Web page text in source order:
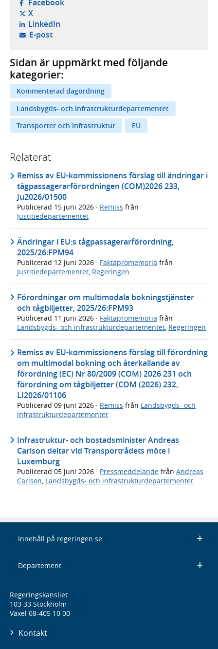
Facebook- öppnas i ny flik, extern webbplats,
X- öppnas i ny flik, extern webbplats,
LinkedIn- öppnas i ny flik, extern webbplats,
E-post- öppnar din e-postklient,
Sidan är uppmärkt med följande
kategorier:
Kommenterad dagordning
Landsbygds- och infrastrukturdepartementet
Transporter och infrastruktur
EU
Relaterat
Remiss av EU-kommissionens förslag till ändringar i
tågpassagerarförordningen (COM)2026 233,
Ju2026/01500
Publicerad 15 juni 2026 · Remiss från
Justitiedepartementet
Ändringar i EU:s tågpassagerarförordning,
2025/26:FPM94
Publicerad 12 juni 2026 · Faktapromemoria från
Justitiedepartementet, Regeringen
Förordningar om multimodala bokningstjänster
och tågbiljetter, 2025/26:FPM93
Publicerad 11 juni 2026 · Faktapromemoria från
Landsbygds- och infrastrukturdepartementet Regeringen
Remiss av EU-kommissionens förslag till förordning
om multimodal bokning och återkallande av
förordning (EC) Nr 80/2009 (COM) 2026 231 och
förordning om tågbiljetter (COM (2026) 232,
LI2026/01106
Publicerad 09 juni 2026 · Remiss från Landsbygds- och
infrastrukturdepartementet
Infrastruktur- och bostadsminister Andreas
Carlson deltar vid Transportrådets möte i
Luxemburg
Publicerad 05 juni 2026 · Pressmeddelande från Andreas
Carlson, Landsbygds- och infrastrukturdepartementet
Innehåll på regeringen.se
Departement
Regeringskansliet
103 33 Stockholm
Växel 08-405 10 00
Kontakt